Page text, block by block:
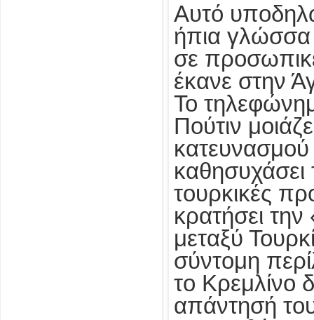
Αυτό
ήπια γλώσσα
σε
έκανε στην
Το
Πούτιν
καθησυχάσει
τουρκικές
κρατήσει
μεταξύ
σύντομη
το Κρεμλίνο
απάντησή